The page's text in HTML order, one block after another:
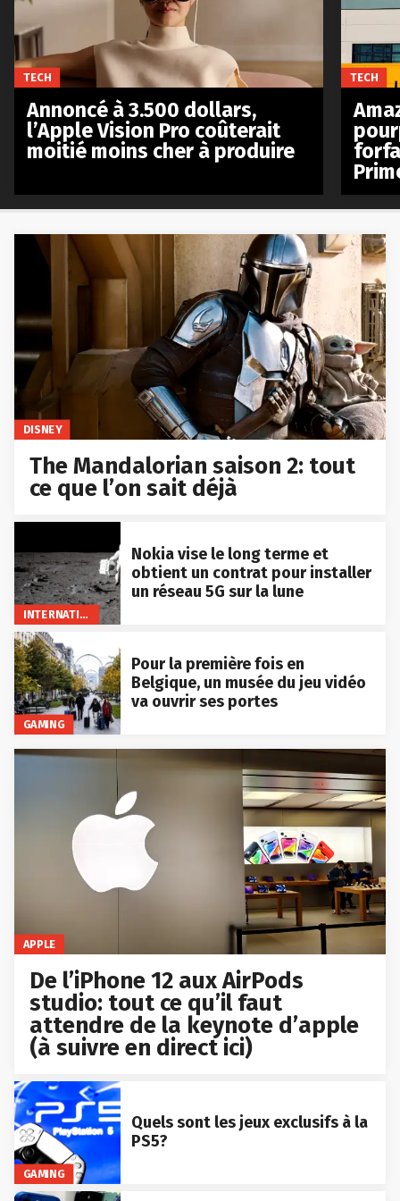
DISNEY
The Mandalorian saison 2: tout
ce que l’on sait déjà
INTERNATIONAL
Nokia vise le long terme et
obtient un contrat pour installer
un réseau 5G sur la lune
GAMING
Pour la première fois en
Belgique, un musée du jeu vidéo
va ouvrir ses portes
APPLE
De l’iPhone 12 aux AirPods
studio: tout ce qu’il faut
attendre de la keynote d’apple
(à suivre en direct ici)
GAMING
Quels sont les jeux exclusifs à la
PS5?
TECH
Annoncé à 3.500 dollars,
l’Apple Vision Pro coûterait
moitié moins cher à produire
TECH